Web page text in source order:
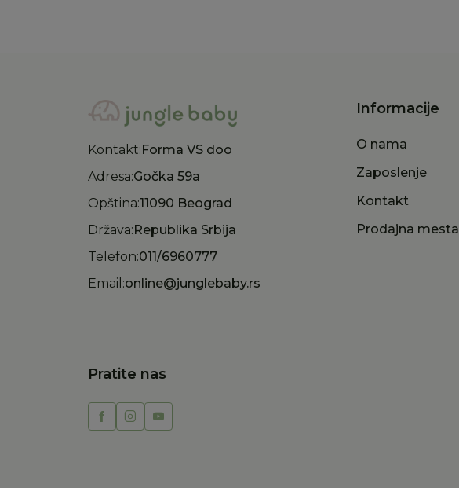
Kontakt: Forma VS doo
Adresa:Gočka 59a
Opština:11090 Beograd
Država: Republika Srbija
Telefon:011/6960777
Email:online@junglebaby.rs
Informacije
O nama
Zaposlenje
Kontakt
Prodajna mesta
Pratite nas